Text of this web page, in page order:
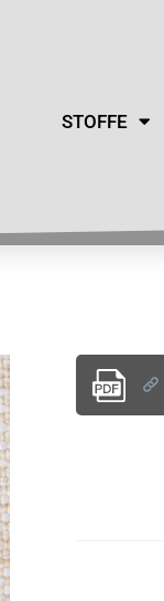
STOFFE